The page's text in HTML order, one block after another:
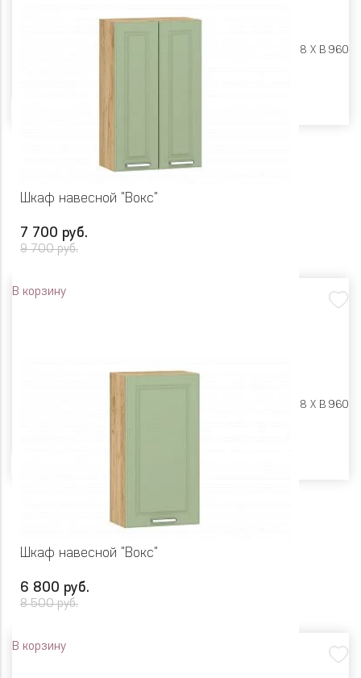
Ш 800 X Г 318 X В 960
Шкаф навесной "Вокс"
7 700 руб.
9 700 руб.
В корзину
Ш 600 X Г 318 X В 960
Шкаф навесной "Вокс"
6 800 руб.
8 500 руб.
В корзину